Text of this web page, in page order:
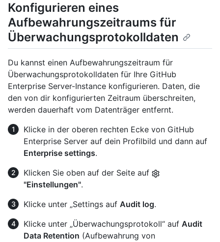
Konfigurieren eines
Aufbewahrungszeitraums für
Überwachungsprotokolldaten
Du kannst einen Aufbewahrungszeitraum für
Überwachungsprotokolldaten für Ihre GitHub
Enterprise Server-Instance konfigurieren. Daten, die
den von dir konfigurierten Zeitraum überschreiten,
werden dauerhaft vom Datenträger entfernt.
Klicke in der oberen rechten Ecke von GitHub
Enterprise Server auf dein Profilbild und dann auf
Enterprise settings.
Klicken Sie oben auf der Seite auf
"Einstellungen".
Klicke unter „Settings auf Audit log.
Klicke unter „Überwachungsprotokoll“ auf Audit
Data Retention (Aufbewahrung von